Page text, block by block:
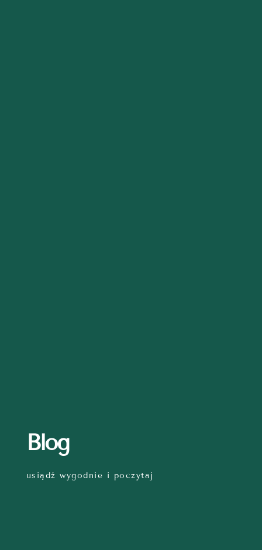
Blog
usiądź wygodnie i poczytaj